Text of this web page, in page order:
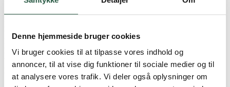
Denne hjemmeside bruger cookies
Vi bruger cookies til at tilpasse vores indhold og
annoncer, til at vise dig funktioner til sociale medier og til
at analysere vores trafik. Vi deler også oplysninger om
levitä pitkälle rakennuksen piilossa oleviin rakenteisiin, esimerkiksi
paneelien taakse, onteloseinään, muurauksen saumoihin, muurattuun
tuottaa oksaalihappoa hajottaakseen puusolujen kovan
hemiselluloosakuoren, jotta se pääsee käsiksi selluloosakuituihin.
Hapon tasapainon säätelemiseksi sieni tarvitsee kalkkia saumoista,
tiilistä, rappauksesta tai mineraalivillasta, jopa
polyuretaanivaahdosta.